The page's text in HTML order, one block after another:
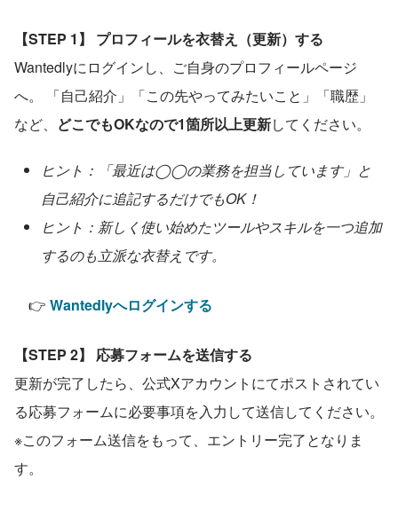
【STEP 1】 プロフィールを衣替え（更新）する
Wantedlyにログインし、ご自身のプロフィールページ
へ。 「自己紹介」「この先やってみたいこと」「職歴」
など、 どこでもOKなので1箇所以上更新してください。
ヒント：「最近は◯◯の業務を担当しています」と
自己紹介に追記するだけでもOK！
ヒント：新しく使い始めたツールやスキルを一つ追加
するのも立派な衣替えです。
👉 Wantedlyへログインする
【STEP 2】 応募フォームを送信する
更新が完了したら、公式Xアカウントにてポストされてい
る応募フォームに必要事項を入力して送信してください。
※このフォーム送信をもって、エントリー完了となりま
す。